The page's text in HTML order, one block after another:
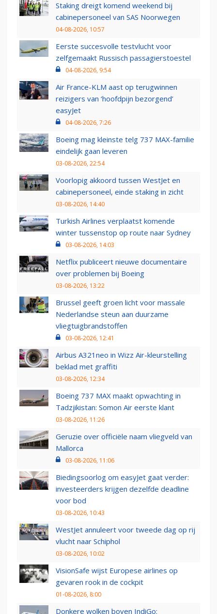
Staking dreigt komend weekend bij
cabinepersoneel van SAS Noorwegen
04-08-2026, 10:57
Eerste succesvolle testvlucht voor
zelfgemaakt Russisch passagierstoestel
04-08-2026, 9:54
Air France-KLM aast op terugwinnen
reizigers van ‘hoofdpijn bezorgend’
easyJet
04-08-2026, 7:26
Boeing mag kleinste telg 737 MAX-familie
eindelijk gaan leveren
03-08-2026, 22:54
Voorlopig akkoord tussen WestJet en
cabinepersoneel, einde staking in zicht
03-08-2026, 14:40
Turkish Airlines verplaatst komende
winter tussenstop op route naar Sydney
03-08-2026, 14:03
Netflix publiceert nieuwe documentaire
over problemen bij Boeing
03-08-2026, 13:22
Brussel geeft groen licht voor massale
Nederlandse steun aan duurzame
vliegtuigbrandstoffen
03-08-2026, 12:41
Airbus A321neo in Wizz Air-kleurstelling
beklad met graffiti
03-08-2026, 12:34
Boeing 737 MAX maakt opwachting in
Tadzjikistan: Somon Air eerste klant
03-08-2026, 11:26
Geruzie over officiële naam vliegveld van
Mallorca
03-08-2026, 11:06
Biedingsoorlog om easyJet gaat verder:
investeerders krijgen dezelfde deadline
voor bod
03-08-2026, 10:43
WestJet annuleert voor tweede dag op rij
vlucht naar Schiphol
03-08-2026, 10:02
VisionSafe wijst Europese airlines op
gevaren rook in de cockpit
01-08-2026, 8:00
Donkere wolken boven IndiGo: